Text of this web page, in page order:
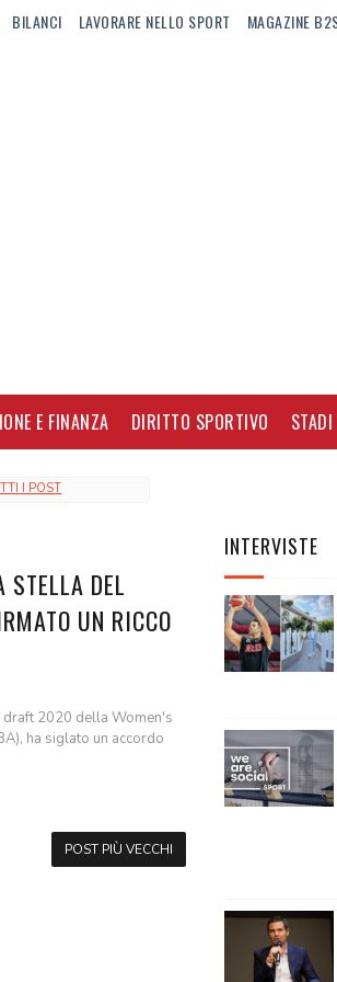
BILANCI LAVORARE NELLO SPORT MAGAZINE
E FINANZA DIRITTO SPORTIVO
I POST
STELLA DEL
UN RICCO
draft 2020 della Women's
ha siglato un accordo
POST PIÙ VECCHI
INTERVISTE